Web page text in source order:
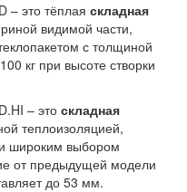
– это тёплая складная
видимой части,
с толщиной
кг при высоте створки
– это складная
теплоизоляцией,
широким выбором
от предыдущей модели
до 53 мм.